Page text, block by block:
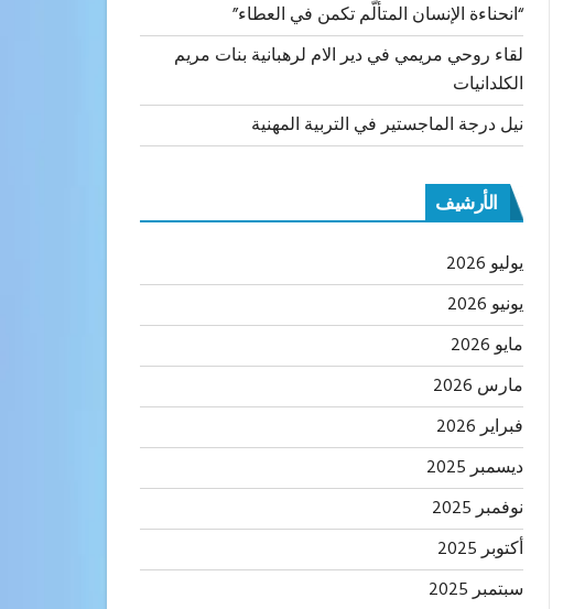
“انحناءة الإنسان المتألّم تكمن في العطاء”
لقاء روحي مريمي في دير الام لرهبانية بنات مريم
الكلدانيات
نيل درجة الماجستير في التربية المهنية
الأرشيف
يوليو 2026
يونيو 2026
مايو 2026
مارس 2026
فبراير 2026
ديسمبر 2025
نوفمبر 2025
أكتوبر 2025
سبتمبر 2025